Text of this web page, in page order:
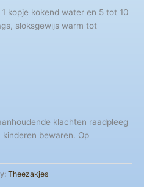
kopje kokend water en 5 tot 10
sloksgewijs warm tot
klachten raadpleeg
bewaren. Op
Theezakjes